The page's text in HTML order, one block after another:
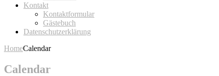
Kontakt
Kontaktformular
Gästebuch
Datenschutzerklärung
HomeCalendar
Calendar